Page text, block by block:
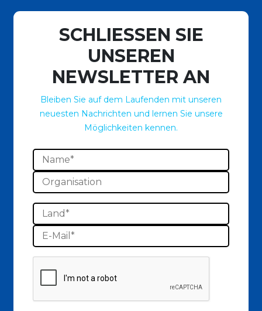
SCHLIESSEN SIE
UNSEREN
NEWSLETTER AN
Bleiben Sie auf dem Laufenden mit unseren
neuesten Nachrichten und lernen Sie unsere
Möglichkeiten kennen.